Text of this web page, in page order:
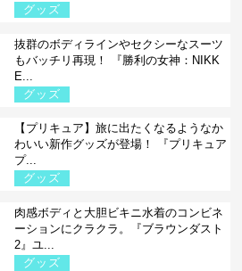
グッズ
抜群のボディラインやセクシーなスーツ
もバッチリ再現！ 『勝利の女神：NIKK
E...
グッズ
【プリキュア】旅に出たくなるようなか
わいい新作グッズが登場！ 『プリキュア
プ...
グッズ
肉感ボディと大胆ビキニ水着のコンビネ
ーションにクラクラ。『ブラウンダスト
2』ユ...
グッズ